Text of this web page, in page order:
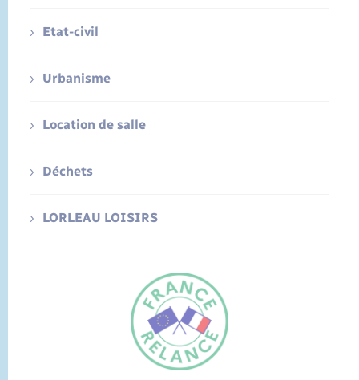
Etat-civil
Urbanisme
Location de salle
Déchets
LORLEAU LOISIRS